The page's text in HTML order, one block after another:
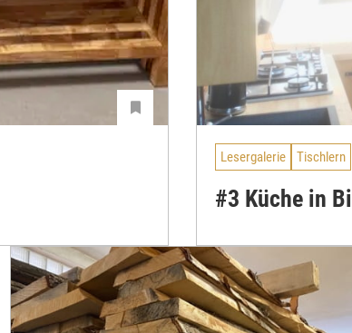
Lesergalerie Tischlern
#3 Küche in